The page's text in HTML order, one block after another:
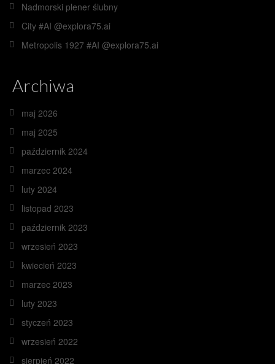
Nadmorski plener ślubny
City #AI @explora75.ai
Metropolis 1927 #AI @explora75.ai
Archiwa
maj 2026
maj 2025
październik 2024
marzec 2024
luty 2024
listopad 2023
październik 2023
wrzesień 2023
kwiecień 2023
marzec 2023
luty 2023
styczeń 2023
wrzesień 2022
sierpień 2022